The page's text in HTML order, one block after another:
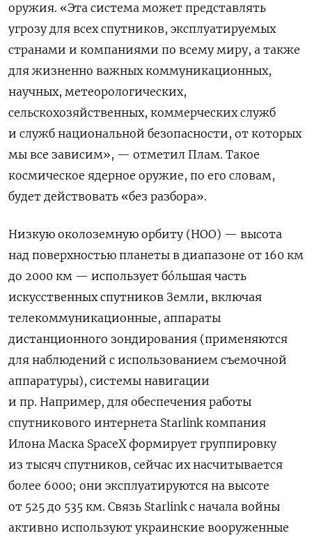
оружия. «Эта система может представлять
угрозу для всех спутников, эксплуатируемых
странами и компаниями по всему миру, а также
для жизненно важных коммуникационных,
научных, метеорологических,
сельскохозяйственных, коммерческих служб
и служб национальной безопасности, от которых
мы все зависим», — отметил Плам. Такое
космическое ядерное оружие, по его словам,
будет действовать «без разбора».
Низкую околоземную орбиту (НОО) — высота
над поверхностью планеты в диапазоне от 160 км
до 2000 км — использует бóльшая часть
искусственных спутников Земли, включая
телекоммуникационные, аппараты
дистанционного зондирования (применяются
для наблюдений с использованием съемочной
аппаратуры), системы навигации
и пр. Например, для обеспечения работы
спутникового интернета Starlink компания
Илона Маска SpaceX формирует группировку
из тысяч спутников, сейчас их насчитывается
более 6000; они эксплуатируются на высоте
от 525 до 535 км. Связь Starlink с начала войны
активно используют украинские вооруженные